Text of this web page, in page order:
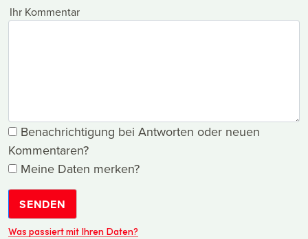
Ihr Kommentar
Benachrichtigung bei Antworten oder neuen
Kommentaren?
Meine Daten merken?
SENDEN
Was passiert mit Ihren Daten?